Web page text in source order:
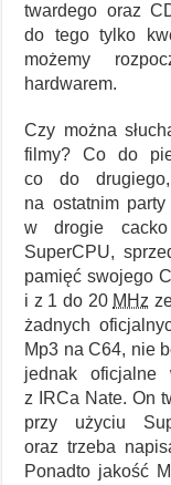
twardego oraz
do tego tylko
możemy
hardwarem.
Czy można
filmy? Co do
co do
na ostatnim
w drogie
SuperCPU,
pamięć swojego
i z 1 do 20 MHz
żadnych
Mp3 na C64, nie
jednak oficjalne
z IRCa Nate. On
przy użyciu
oraz trzeba
Ponadto jakość